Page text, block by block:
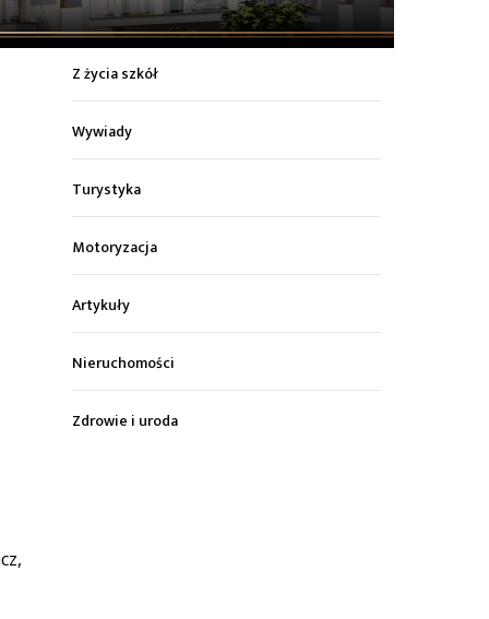
Wiadomości z regionu
Z życia szkół
Wywiady
Turystyka
Motoryzacja
Artykuły
Nieruchomości
Zdrowie i uroda